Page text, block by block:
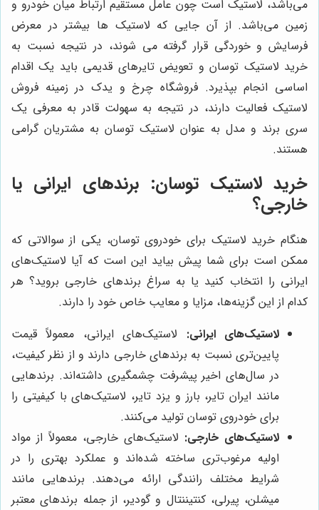
می‌باشد، لاستیک است چون عامل مستقیم ارتباط میان خودرو و
زمین می‌باشد. از آن جایی که لاستیک ها بیشتر در معرض
فرسایش و خوردگی قرار گرفته می شوند، در نتیجه نسبت به
خرید لاستیک توسان و تعویض تایرهای قدیمی باید یک اقدام
اساسی انجام بپذیرد. فروشگاه چرخ و یدک در زمینه فروش
لاستیک فعالیت دارند، در نتیجه به سهولت قادر به معرفی یک
سری برند و مدل به عنوان لاستیک توسان به مشتریان گرامی
هستند.
خرید لاستیک توسان: برندهای ایرانی یا
خارجی؟
هنگام خرید لاستیک برای خودروی توسان، یکی از سوالاتی که
ممکن است برای شما پیش بیاید این است که آیا لاستیک‌های
ایرانی را انتخاب کنید یا به سراغ برندهای خارجی بروید؟ هر
کدام از این گزینه‌ها، مزایا و معایب خاص خود را دارند.
لاستیک‌های ایرانی: لاستیک‌های ایرانی، معمولاً قیمت
پایین‌تری نسبت به برندهای خارجی دارند و از نظر کیفیت،
در سال‌های اخیر پیشرفت چشمگیری داشته‌اند. برندهایی
مانند ایران تایر، بارز و یزد تایر، لاستیک‌های با کیفیتی را
برای خودروی توسان تولید می‌کنند.
لاستیک‌های خارجی: لاستیک‌های خارجی، معمولاً از مواد
اولیه مرغوب‌تری ساخته شده‌اند و عملکرد بهتری را در
شرایط مختلف رانندگی ارائه می‌دهند. برندهایی مانند
میشلن، پیرلی، کنتیننتال و گودیر، از جمله برندهای معتبر